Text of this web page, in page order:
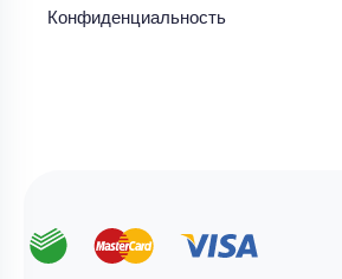
Конфиденциальность